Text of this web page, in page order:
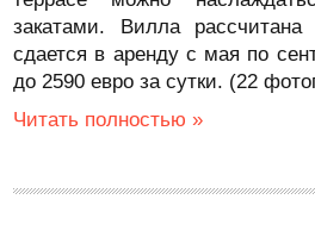
закатами. Вилла
сдается в аренду с мая по
до 2590 евро за сутки. (22
Читать полностью »